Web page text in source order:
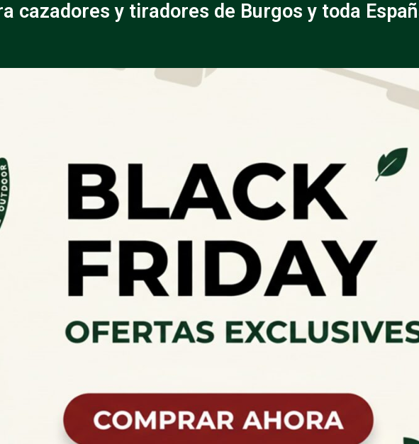
cazadores y tiradores de Burgos y toda